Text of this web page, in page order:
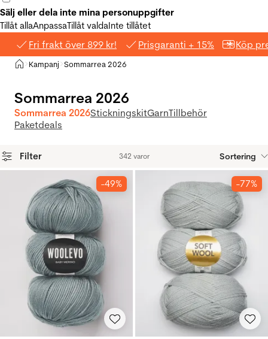
Sälj eller dela inte mina personuppgifter
Tillåt allaAnpassaTillåt valdaInte tillåtet
Fri frakt över 899 kr! Prisgaranti + 15% Köp
Hem
>Kampanj >Sommarrea 2026
Sommarrea 2026
Sommarrea 2026StickningskitGarnTillbehör
Paketdeals
Filter 342 varor Sortering
-49% -77%